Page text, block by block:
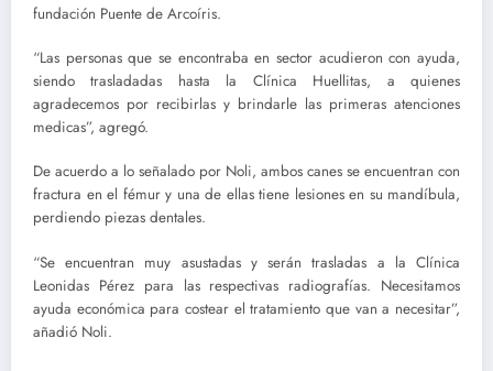
fundación Puente de Arcoíris.
“Las personas que se encontraba en sector acudieron con ayuda,
siendo trasladadas hasta la Clínica Huellitas, a quienes
agradecemos por recibirlas y brindarle las primeras atenciones
medicas”, agregó.
De acuerdo a lo señalado por Noli, ambos canes se encuentran con
fractura en el fémur y una de ellas tiene lesiones en su mandíbula,
perdiendo piezas dentales.
“Se encuentran muy asustadas y serán trasladas a la Clínica
Leonidas Pérez para las respectivas radiografías. Necesitamos
ayuda económica para costear el tratamiento que van a necesitar”,
añadió Noli.